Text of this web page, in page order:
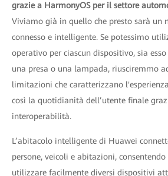
grazie a HarmonyOS per il settore
Viviamo già in quello che presto sarà un
connesso e intelligente. Se potessimo
operativo per ciascun dispositivo, sia
una presa o una lampada, riusciremmo
limitazioni che caratterizzano
così la quotidianità dell’utente finale
interoperabilità.
L’abitacolo intelligente di Huawei
persone, veicoli e abitazioni,
utilizzare facilmente diversi dispositivi